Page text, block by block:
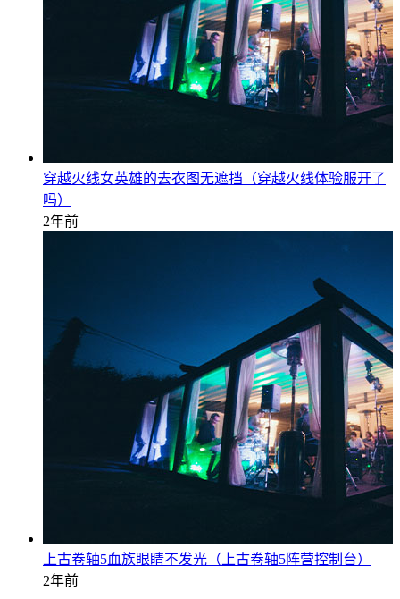
穿越火线女英雄的去衣图无遮挡（穿越火线体验服开了
吗）
2年前
上古卷轴5血族眼睛不发光（上古卷轴5阵营控制台）
2年前